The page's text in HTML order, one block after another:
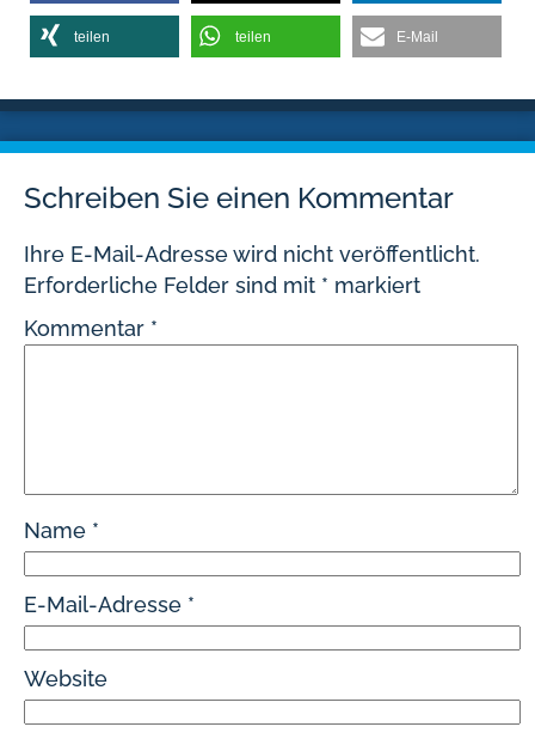
teilen teilen E-Mail
Schreiben Sie einen Kommentar
Ihre E-Mail-Adresse wird nicht veröffentlicht.
Erforderliche Felder sind mit * markiert
Kommentar *
Name *
E-Mail-Adresse *
Website